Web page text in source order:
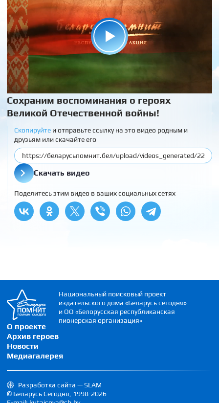
Сохраним воспоминания о героях
Великой Отечественной войны!
Скопируйтеи отправьте ссылку на это видео родным и
друзьям или скачайте его
Скачать видео
Поделитесь этим видео в ваших социальных сетях
О проекте
Архив героев
Новости
Медиагалерея
Национальный поисковый проект
издательского дома «Беларусь сегодня»
и ОО «Белорусская республиканская
пионерская организация»
Разработка сайта — SLAM
© Беларусь Сегодня, 1998-2026